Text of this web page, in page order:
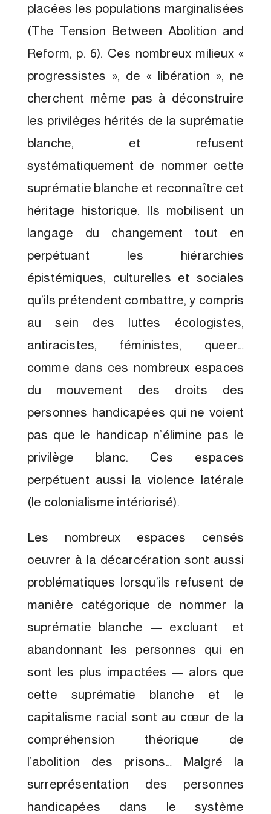
placées les populations marginalisées
(The Tension Between Abolition and
Reform, p. 6). Ces nombreux milieux «
progressistes », de « libération », ne
cherchent même pas à déconstruire
les privilèges hérités de la suprématie
blanche, et refusent
systématiquement de nommer cette
suprématie blanche et reconnaître cet
héritage historique. Ils mobilisent un
langage du changement tout en
perpétuant les hiérarchies
épistémiques, culturelles et sociales
qu’ils prétendent combattre, y compris
au sein des luttes écologistes,
antiracistes, féministes, queer…
comme dans ces nombreux espaces
du mouvement des droits des
personnes handicapées qui ne voient
pas que le handicap n’élimine pas le
privilège blanc. Ces espaces
perpétuent aussi la violence latérale
(le colonialisme intériorisé).
Les nombreux espaces censés
oeuvrer à la décarcération sont aussi
problématiques lorsqu’ils refusent de
manière catégorique de nommer la
suprématie blanche — excluant et
abandonnant les personnes qui en
sont les plus impactées — alors que
cette suprématie blanche et le
capitalisme racial sont au cœur de la
compréhension théorique de
l’abolition des prisons… Malgré la
surreprésentation des personnes
handicapées dans le système